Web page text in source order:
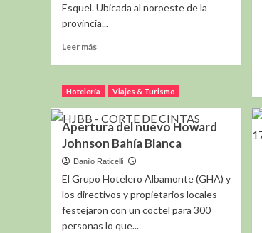
Esquel. Ubicada al noroeste de la
provincia...
Leer más
Esquel
en
de
Invierno
Hotelería Viajes & Turismo
Apertura del nuevo Howard
Johnson Bahía Blanca
Danilo Raticelli
El Grupo Hotelero Albamonte (GHA) y
los directivos y propietarios locales
festejaron con un coctel para 300
personas lo que...